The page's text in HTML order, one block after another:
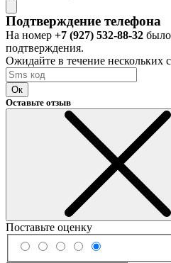
Подтверждение телефона
На номер +7 (927) 532-88-32
подтверждения.
Ожидайте в течение нескольких
Ок
Оставьте отзыв
Поставьте оценку